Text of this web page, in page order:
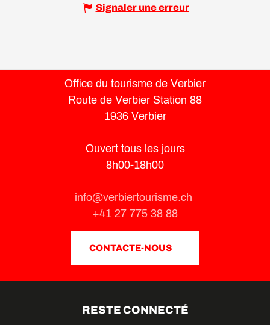
Signaler une erreur
Office du tourisme de Verbier
Route de Verbier Station 88
1936 Verbier
Ouvert tous les jours
8h00-18h00
info@verbiertourisme.ch
+41 27 775 38 88
CONTACTE-NOUS
RESTE CONNECTÉ